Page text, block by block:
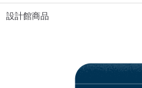
設計館商品